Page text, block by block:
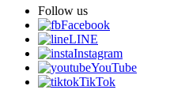
Follow us
Facebook
LINE
Instagram
YouTube
TikTok